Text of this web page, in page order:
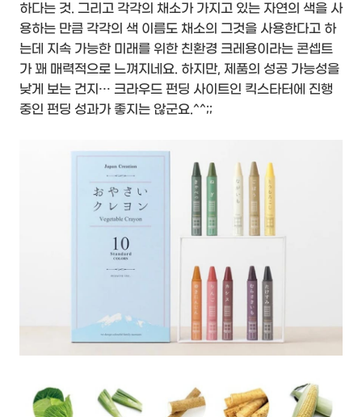
하다는 것. 그리고 각각의 채소가 가지고 있는 자연의 색을 사
용하는 만큼 각각의 색 이름도 채소의 그것을 사용한다고 하
는데 지속 가능한 미래를 위한 친환경 크레용이라는 콘셉트
가 꽤 매력적으로 느껴지네요. 하지만, 제품의 성공 가능성을
낮게 보는 건지… 크라우드 펀딩 사이트인 킥스타터에 진행
중인 펀딩 성과가 좋지는 않군요.^^;;